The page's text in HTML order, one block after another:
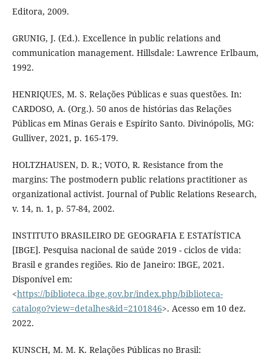
Editora, 2009.
GRUNIG, J. (Ed.). Excellence in public relations and
communication management. Hillsdale: Lawrence Erlbaum,
1992.
HENRIQUES, M. S. Relações Públicas e suas questões. In:
CARDOSO, A. (Org.). 50 anos de histórias das Relações
Públicas em Minas Gerais e Espírito Santo. Divinópolis, MG:
Gulliver, 2021, p. 165-179.
HOLTZHAUSEN, D. R.; VOTO, R. Resistance from the
margins: The postmodern public relations practitioner as
organizational activist. Journal of Public Relations Research,
v. 14, n. 1, p. 57-84, 2002.
INSTITUTO BRASILEIRO DE GEOGRAFIA E ESTATÍSTICA
[IBGE]. Pesquisa nacional de saúde 2019 - ciclos de vida:
Brasil e grandes regiões. Rio de Janeiro: IBGE, 2021.
Disponível em:
<https://biblioteca.ibge.gov.br/index.php/biblioteca-
catalogo?view=detalhes&id=2101846>. Acesso em 10 dez.
2022.
KUNSCH, M. M. K. Relações Públicas no Brasil: